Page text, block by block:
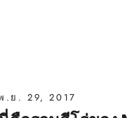
.ย. 29, 2017